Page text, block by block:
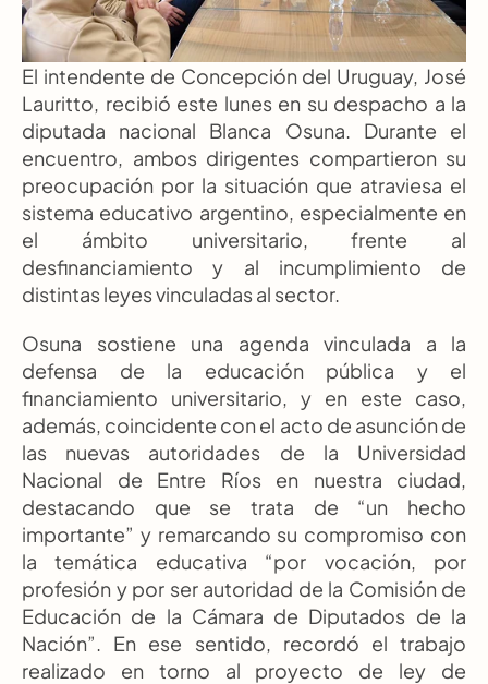
El intendente de Concepción del Uruguay, José
Lauritto, recibió este lunes en su despacho a la
diputada nacional Blanca Osuna. Durante el
encuentro, ambos dirigentes compartieron su
preocupación por la situación que atraviesa el
sistema educativo argentino, especialmente en
el ámbito universitario, frente al
desfinanciamiento y al incumplimiento de
distintas leyes vinculadas al sector.
Osuna sostiene una agenda vinculada a la
defensa de la educación pública y el
financiamiento universitario, y en este caso,
además, coincidente con el acto de asunción de
las nuevas autoridades de la Universidad
Nacional de Entre Ríos en nuestra ciudad,
destacando que se trata de “un hecho
importante” y remarcando su compromiso con
la temática educativa “por vocación, por
profesión y por ser autoridad de la Comisión de
Educación de la Cámara de Diputados de la
Nación”. En ese sentido, recordó el trabajo
realizado en torno al proyecto de ley de